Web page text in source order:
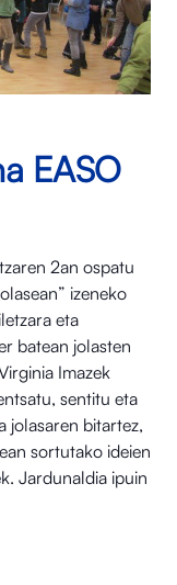
EASO
2an ospatu
izeneko
eta
batean jolasten
Imazek
sentitu eta
jolasaren bitartez,
sortutako ideien
Jardunaldia ipuin